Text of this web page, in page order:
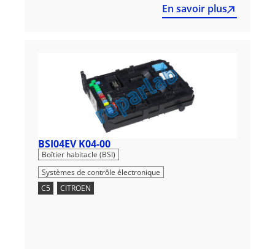
En savoir plus
BSI04EV K04-00
Boîtier habitacle (BSI)
Systèmes de contrôle électronique
C5
CITROEN